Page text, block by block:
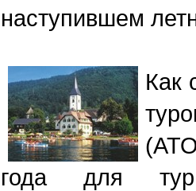
наступившем
Как
года для